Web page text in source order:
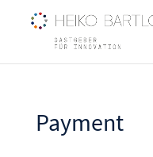
Payment